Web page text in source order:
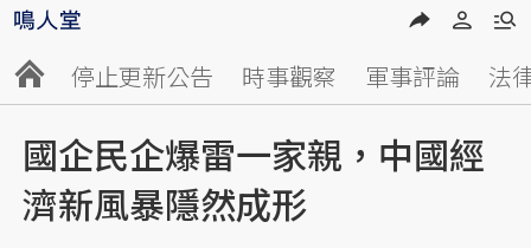
停止更新公告 時事觀察 軍事評論 法
國企民企爆雷一家親，中國經
濟新風暴隱然成形